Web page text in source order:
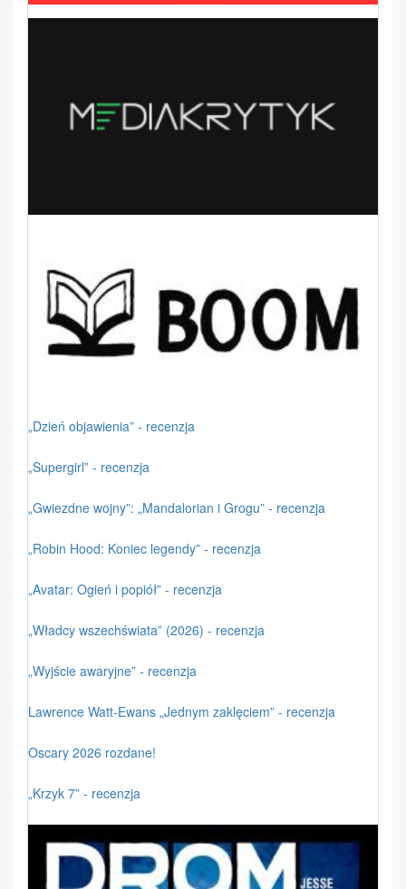
„Dzień objawienia” - recenzja
„Supergirl” - recenzja
„Gwiezdne wojny”: „Mandalorian i Grogu” - recenzja
„Robin Hood: Koniec legendy” - recenzja
„Avatar: Ogień i popiół” - recenzja
„Władcy wszechświata” (2026) - recenzja
„Wyjście awaryjne” - recenzja
Lawrence Watt-Ewans „Jednym zaklęciem” - recenzja
Oscary 2026 rozdane!
„Krzyk 7” - recenzja